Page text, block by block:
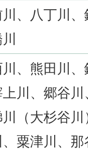
、八丁川
、熊田川
川、郷谷
（大杉谷
、粟津川、